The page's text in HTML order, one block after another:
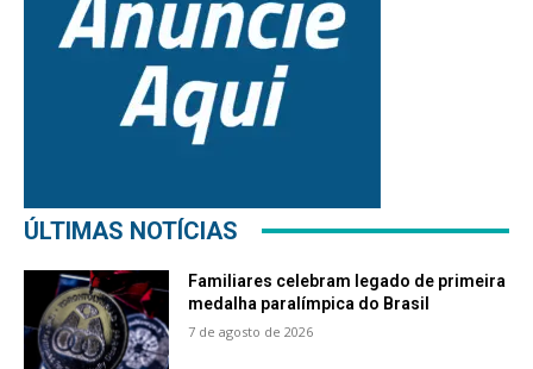
ÚLTIMAS NOTÍCIAS
Familiares celebram legado de primeira
medalha paralímpica do Brasil
7 de agosto de 2026